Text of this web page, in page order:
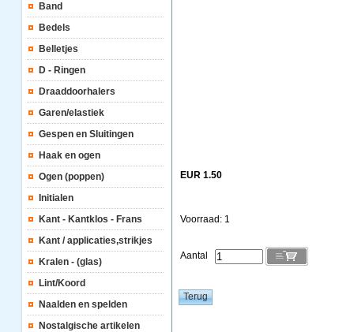
Band
Bedels
Belletjes
D - Ringen
Draaddoorhalers
Garen/elastiek
Gespen en Sluitingen
Haak en ogen
Ogen (poppen)
Initialen
Kant - Kantklos - Frans
Kant / applicaties,strikjes
Kralen - (glas)
Lint/Koord
Naalden en spelden
Nostalgische artikelen
EUR 1.50
Voorraad: 1
Aantal